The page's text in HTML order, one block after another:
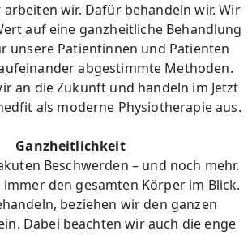
wir. Dafür behandeln wir. Wir
auf eine ganzheitliche Behandlung
unsere Patientinnen und Patienten
abgestimmte Methoden.
an die Zukunft und handeln im Jetzt
als moderne Physiotherapie aus.
Ganzheitlichkeit
Beschwerden – und noch mehr.
den gesamten Körper im Blick.
beziehen wir den ganzen
Dabei beachten wir auch die enge